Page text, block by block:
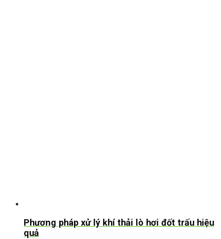
Phương pháp xử lý khí thải lò hơi đốt trấu hiệu
quả